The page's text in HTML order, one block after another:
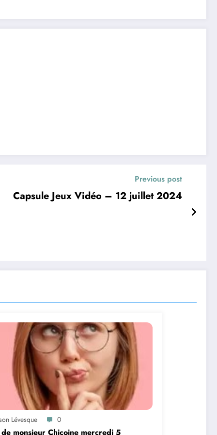
Previous post
Capsule Jeux Vidéo – 12 juillet 2024
Lévesque 0
monsieur Chicoine mercredi 5